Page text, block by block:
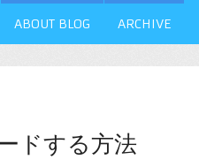
ABOUT BLOG ARCHIVE
ドする方法